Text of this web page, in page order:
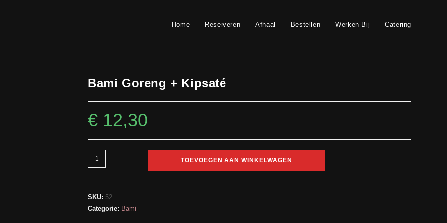
Home Reserveren Afhaal Bestellen Werken Bij Catering
Bami Goreng + Kipsaté
€ 12,30
Bami
Goreng
+
Kipsaté
aantal
TOEVOEGEN AAN WINKELWAGEN
SKU: 52
Categorie: Bami